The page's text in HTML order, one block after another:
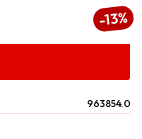
-13%
963854.0